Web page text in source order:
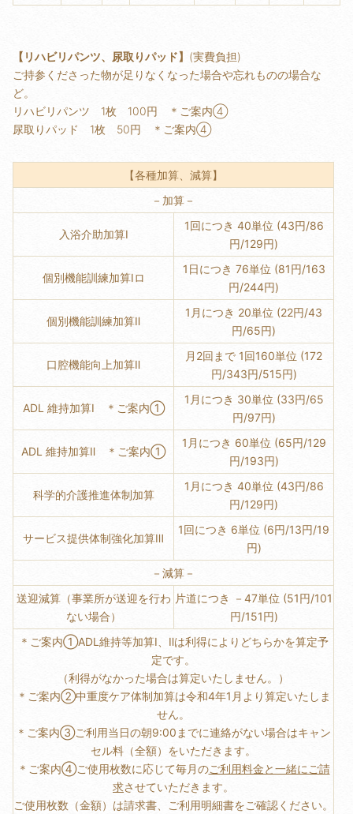
【リハビリパンツ、尿取りパッド】 (実費負担)
ご持参くださった物が足りなくなった場合や忘れものの場合な
ど。
リハビリパンツ 1枚 100円 ＊ご案内④
尿取りパッド 1枚 50円 ＊ご案内④
【各種加算、減算】
－加算－
入浴介助加算Ⅰ
1回につき 40単位 (43円/86
円/129円)
個別機能訓練加算Ⅰロ
1日につき 76単位 (81円/163
円/244円)
個別機能訓練加算Ⅱ
1月につき 20単位 (22円/43
円/65円)
口腔機能向上加算Ⅱ
月2回まで 1回160単位 (172
円/343円/515円)
ADL 維持加算Ⅰ ＊ご案内①
1月につき 30単位 (33円/65
円/97円)
ADL 維持加算Ⅱ ＊ご案内①
1月につき 60単位 (65円/129
円/193円)
科学的介護推進体制加算
1月につき 40単位 (43円/86
円/129円)
サービス提供体制強化加算Ⅲ
1回につき 6単位 (6円/13円/19
円)
－減算－
送迎減算（事業所が送迎を行わ
ない場合）
片道につき －47単位 (51円/101
円/151円)
＊ご案内①ADL維持等加算Ⅰ、Ⅱは利得によりどちらかを算定予
定です。
（利得がなかった場合は算定いたしません。）
＊ご案内②中重度ケア体制加算は令和4年1月より算定いたしま
せん。
＊ご案内③ご利用当日の朝9:00までに連絡がない場合はキャン
セル料（全額）をいただきます。
＊ご案内④ご使用枚数に応じて毎月のご利用料金と一緒にご請
求させていただきます。
ご使用枚数（金額）は請求書、ご利用明細書をご確認ください。